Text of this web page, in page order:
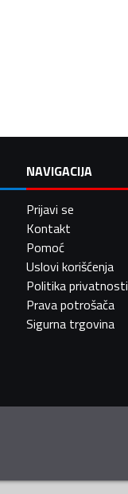
NAVIGACIJA
Prijavi se
Kontakt
Pomoć
Uslovi korišćenja
Politika privatnosti
Prava potrošača
Sigurna trgovina